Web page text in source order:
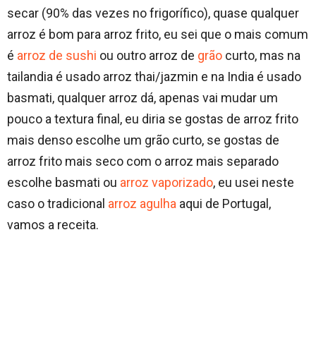
secar (90% das vezes no frigorífico), quase qualquer
arroz é bom para arroz frito, eu sei que o mais comum
é arroz de sushi ou outro arroz de grão curto, mas na
tailandia é usado arroz thai/jazmin e na India é usado
basmati, qualquer arroz dá, apenas vai mudar um
pouco a textura final, eu diria se gostas de arroz frito
mais denso escolhe um grão curto, se gostas de
arroz frito mais seco com o arroz mais separado
escolhe basmati ou arroz vaporizado, eu usei neste
caso o tradicional arroz agulha aqui de Portugal,
vamos a receita.